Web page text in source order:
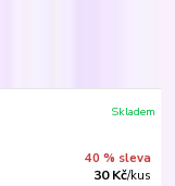
40 % sleva
30 Kč/kus
Skladem